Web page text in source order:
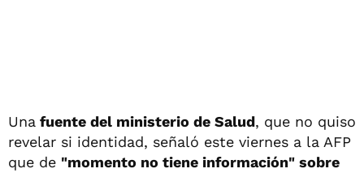
Una fuente del ministerio de Salud, que no quiso
revelar si identidad, señaló este viernes a la AFP
que de "momento no tiene información" sobre